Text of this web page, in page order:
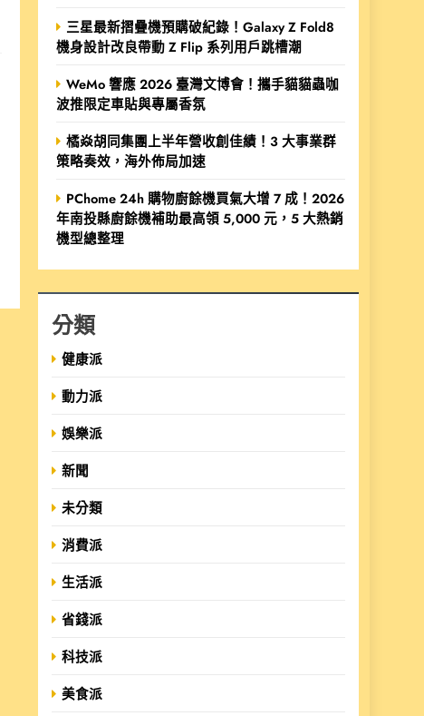
三星最新摺疊機預購破紀錄！Galaxy Z Fold8
機身設計改良帶動 Z Flip 系列用戶跳槽潮
WeMo 響應 2026 臺灣文博會！攜手貓貓蟲咖
波推限定車貼與專屬香氛
橘焱胡同集團上半年營收創佳績！3 大事業群
策略奏效，海外佈局加速
PChome 24h 購物廚餘機買氣大增 7 成！2026
年南投縣廚餘機補助最高領 5,000 元，5 大熱銷
機型總整理
分類
健康派
動力派
娛樂派
新聞
未分類
消費派
生活派
省錢派
科技派
美食派